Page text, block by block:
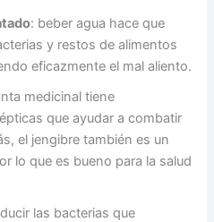
: beber agua hace que
y restos de alimentos
eficazmente el mal aliento.
medicinal tiene
que ayudar a combatir
el jengibre también es un
lo que es bueno para la salud
las bacterias que